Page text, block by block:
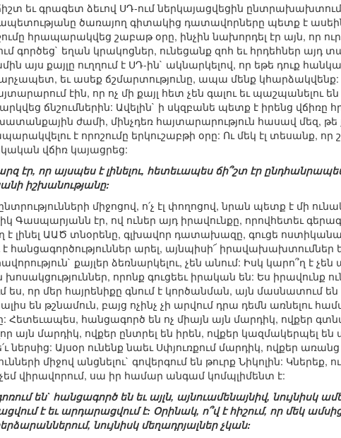
եւ գրագետ ձեւով ՍԴ-ում ներկայացվեցին
ծառայող գիտակից դատավորները պետք է ասեին,
հրապարակվեց շաբաթ օրը, ինչին նախորդել էր այն, որ
գործեց` եղան կրակոցներ, ունեցանք զոհ եւ հրդեհներ այդ
այս քայլը ուղղում է ՍԴ-ին` ակնարկելով, որ եթե դուք
եւ ասեք ճշմարտությունը, ապա մենք կհարձակվենք:
էին, որ ոչ մի քայլ հետ չեն գալու եւ պաշպանելու
ճնշումներին: Ավելին` ի սկզբանե պետք է իրենց վճիռը
ժամի, մինչդեռ հայտարարություն հասավ մեզ,
է որոշումը երկուշաբթի օրը: Ու մեկ էլ տեսանք, որ
վճիռ կայացրեց:
էր, որ այսպես է լինելու, հետեւապես ճի՞շտ էր
իշխանությանը:
միջոցով, ո՛չ էլ փողոցով, նրան պետք է մի
Գասպարյանն էր, ով ուներ այդ իրավունքը, որովհետեւ
է լինել ԱԱԾ տնօրենը, գլխավոր դատախազը, գուցե
հանցագործություններ արել, այնպիսի՜ իրավախախտումներ
քայլեր ձեռնարկելու, չեն անում: Իսկ կարո՞ղ է
որոնք գուցեեւ իրական են: Ես իրավունք
ես, որ մեր հայրենիքը գնում է կործանման, այն մասնատում են
են թշնամուն, բայց ոչինչ չի արվում դրա դեմն առնելու
Հետեւապես, հանցագործ են ոչ միայն այն մարդիկ, ովքեր
այն մարդիկ, ովքեր ընտրել են իրեն, ովքեր կազմակերպել
ներսից: Այսօր ունենք նաեւ Սփյուռքում մարդիկ, ովքեր
միջով անցնելու` գովերգում են թուրք Նիկոլին: Կներեք,
վիրավորում, սա իր համար անգամ կոմպլիմենտ է:
են` հանցագործ են եւ այլն, այնուամենայնիվ,
է եւ արդարացվում է: Օրինակ, ո՞վ է հիշում, որ մեկ
նույնիսկ մեղադրյալներ չկան: